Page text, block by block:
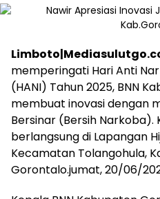
memperingati Hari Anti
(HANI) Tahun 2025, BNN
membuat inovasi dengan
Bersinar (Bersih
berlangsung di Lapangan
Kecamatan Tolangohula,
Gorontalo.jumat, 20/06/